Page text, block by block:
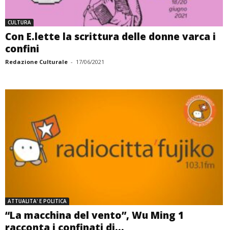
CULTURA
Con E.lette la scrittura delle donne varca i
confini
Redazione Culturale - 17/06/2021
ATTUALITA' E POLITICA
“La macchina del vento”, Wu Ming 1